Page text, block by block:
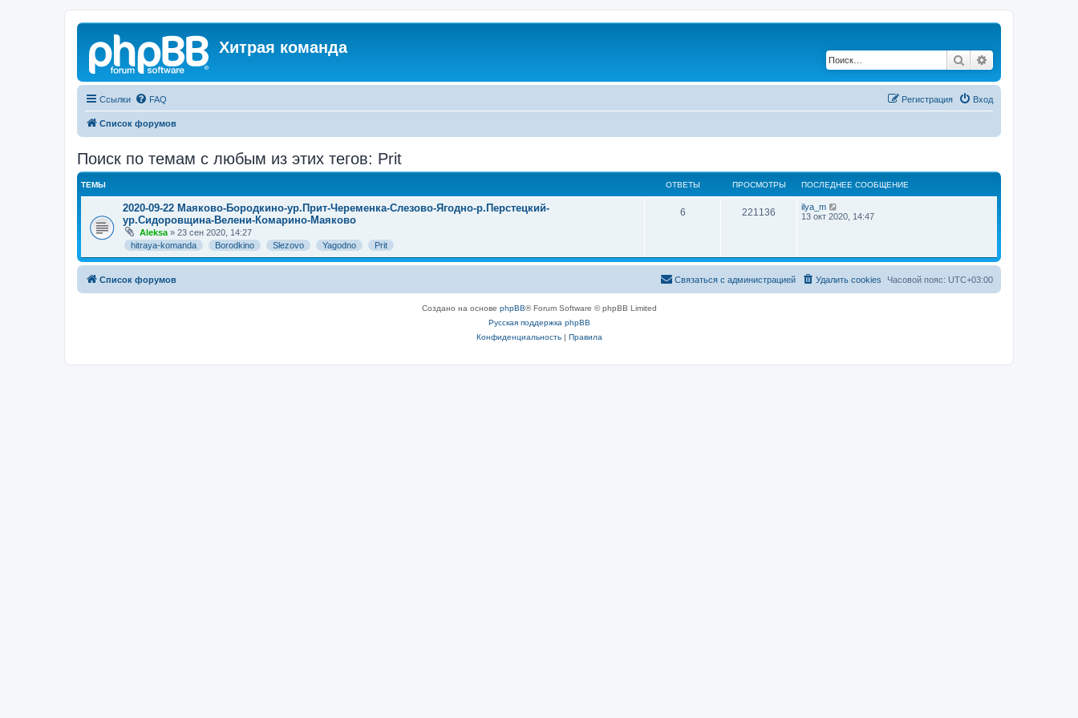
Хитрая команда
Поиск
Ссылки FAQ Вход
Регистрация
Список форумов
Поиск по темам с любым из этих тегов: Prit
ТЕМЫ ОТВЕТЫ ПРОСМОТРЫ ПОСЛЕДНЕЕ СООБЩЕНИЕ
2020-09-22 Маяково-Бородкино-ур.Прит-Череменка-Слезово-Ягодно-р.Перстецкий-
ур.Сидоровщина-Велени-Комарино-Маяково
Aleksa » 23 сен 2020, 14:27
hitraya-komanda
Borodkino Slezovo Yagodno Prit
6 221136
ilya_m
13 окт 2020, 14:47
Список форумов Часовой пояс: UTC+03:00
Удалить cookies
Связаться с администрацией
Создано на основе phpBB® Forum Software © phpBB Limited
Русская поддержка phpBB
Конфиденциальность| Правила